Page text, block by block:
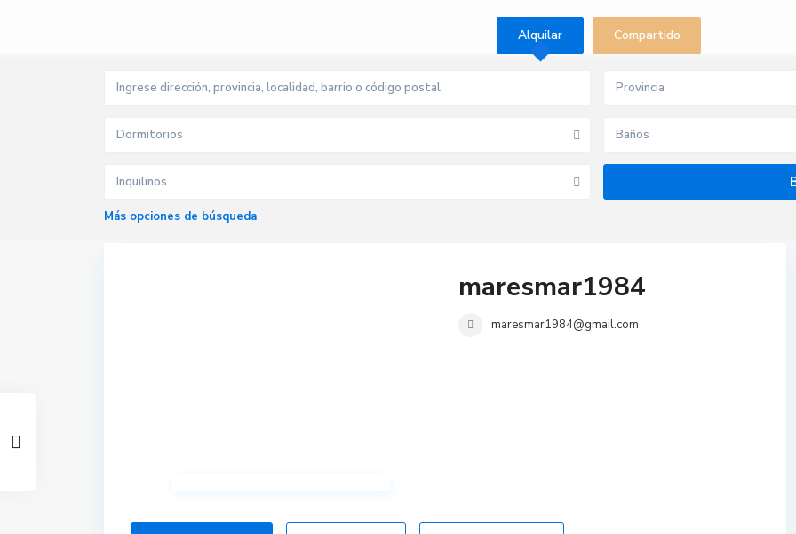
Alquilar Compartido
Provincia
Dormitorios Baños
Inquilinos
Más opciones de búsqueda
maresmar1984
maresmar1984@gmail.com